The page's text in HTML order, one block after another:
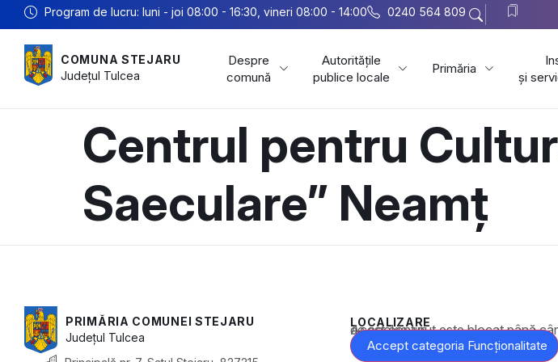
Program de lucru: luni - joi 08:00 - 16:30, vineri 08:00 - 14:00 0240 564 809
COMUNA STEJARU
Județul Tulcea
Despre
comună
Autoritățile
publice locale
Primăria
și
Centrul pentru
Saeculare” Neamț
PRIMĂRIA COMUNEI STEJARU
Județul Tulcea
LOCALIZARE
Acest conținut este blocat până când acceptați categoria corespunzătoare de cookie-uri.
Accept categoria Funcționalitate